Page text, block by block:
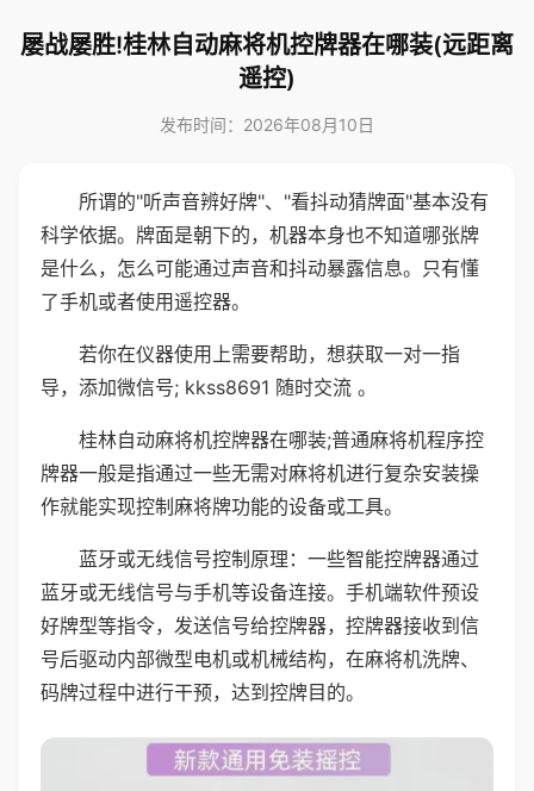
屡战屡胜!桂林自动麻将机控牌器在哪装(远距离
遥控)
发布时间：2026年08月10日
所谓的"听声音辨好牌"、"看抖动猜牌面"基本没有
科学依据。牌面是朝下的，机器本身也不知道哪张牌
是什么，怎么可能通过声音和抖动暴露信息。只有懂
了手机或者使用遥控器。
若你在仪器使用上需要帮助，想获取一对一指
导，添加微信号; kkss8691 随时交流 。
桂林自动麻将机控牌器在哪装;普通麻将机程序控
牌器一般是指通过一些无需对麻将机进行复杂安装操
作就能实现控制麻将牌功能的设备或工具。
蓝牙或无线信号控制原理：一些智能控牌器通过
蓝牙或无线信号与手机等设备连接。手机端软件预设
好牌型等指令，发送信号给控牌器，控牌器接收到信
号后驱动内部微型电机或机械结构，在麻将机洗牌、
码牌过程中进行干预，达到控牌目的。